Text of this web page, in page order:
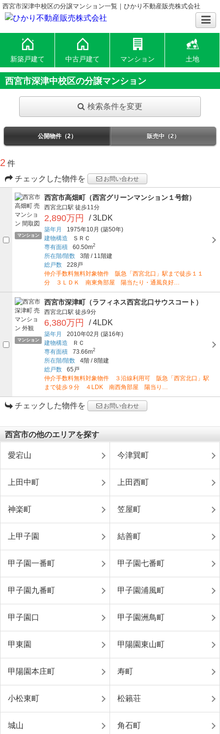
西宮市深津中校区の分譲マンション一覧｜ひかり不動産販売株式会社
新築戸建て 中古戸建て マンション 土地
西宮市深津中校区の分譲マンション
検索条件を変更
公開物件（2） 販売中（2）
2 件
チェックした物件を
お問い合わせ
マンション
西宮市高畑町（西宮グリーンマンション１号館）
西宮北口駅 徒歩11分
2,890万円 / 3LDK
築年月 1975年10月 (築50年)
建物構造
ＳＲＣ
専有面積
60.50m2
所在階/階数 3階 /11階建
総戸数
228戸
仲介手数料無料対象物件 阪急「西宮北口」駅まで徒歩１１
分 ３ＬＤＫ 南東角部屋 陽当たり・通風良好…
マンション
西宮市深津町（ラフィネス西宮北口サウスコート）
西宮北口駅 徒歩9分
6,380万円 / 4LDK
築年月 2010年02月 (築16年)
建物構造
ＲＣ
専有面積
73.66m2
所在階/階数 4階 /8階建
総戸数
65戸
仲介手数料無料対象物件 ３沿線利用可 阪急「西宮北口」駅
まで徒歩９分 ４LDK 南西角部屋 陽当り…
チェックした物件を お問い合わせ
西宮市の他のエリアを探す
愛宕山 今津巽町
上田中町 上田西町
神楽町 笠屋町
上甲子園 結善町
甲子園一番町 甲子園七番町
甲子園九番町 甲子園浦風町
甲子園口 甲子園洲鳥町
甲東園 甲陽園東山町
甲陽園本庄町 寿町
小松東町 松籟荘
城山 角石町